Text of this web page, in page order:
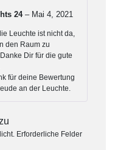
24 – Mai 4, 2021
Leuchte ist nicht da,
den Raum zu
Dir für die gute
für deine Bewertung
an der Leuchte.
Erforderliche Felder